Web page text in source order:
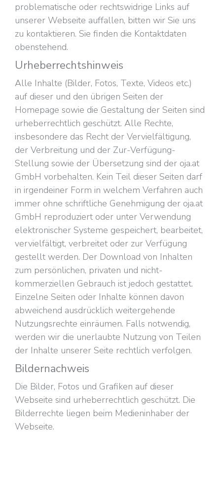
problematische oder rechtswidrige Links auf
unserer Webseite auffallen, bitten wir Sie uns
zu kontaktieren. Sie finden die Kontaktdaten
obenstehend.
Urheberrechtshinweis
Alle Inhalte (Bilder, Fotos, Texte, Videos etc.)
auf dieser und den übrigen Seiten der
Homepage sowie die Gestaltung der Seiten sind
urheberrechtlich geschützt. Alle Rechte,
insbesondere das Recht der Vervielfältigung,
der Verbreitung und der Zur-Verfügung-
Stellung sowie der Übersetzung sind der oja.at
GmbH vorbehalten. Kein Teil dieser Seiten darf
in irgendeiner Form in welchem Verfahren auch
immer ohne schriftliche Genehmigung der oja.at
GmbH reproduziert oder unter Verwendung
elektronischer Systeme gespeichert, bearbeitet,
vervielfältigt, verbreitet oder zur Verfügung
gestellt werden. Der Download von Inhalten
zum persönlichen, privaten und nicht-
kommerziellen Gebrauch ist jedoch gestattet.
Einzelne Seiten oder Inhalte können davon
abweichend ausdrücklich weitergehende
Nutzungsrechte einräumen. Falls notwendig,
werden wir die unerlaubte Nutzung von Teilen
der Inhalte unserer Seite rechtlich verfolgen.
Bildernachweis
Die Bilder, Fotos und Grafiken auf dieser
Webseite sind urheberrechtlich geschützt. Die
Bilderrechte liegen beim Medieninhaber der
Webseite.